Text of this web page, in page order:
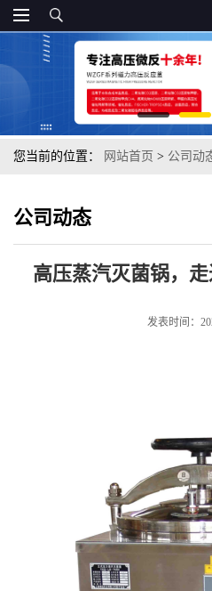
您当前的位置： 网站首页 > 公司动
公司动态
高压蒸汽灭菌锅，
发表时间：